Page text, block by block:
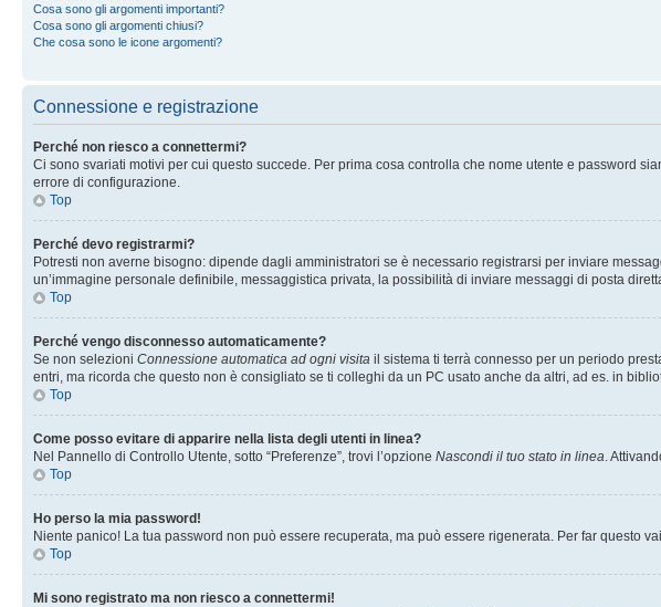
Cosa sono gli argomenti importanti?
Cosa sono gli argomenti chiusi?
Che cosa sono le icone argomenti?
Connessione e registrazione
Perché non riesco a connettermi?
Ci sono svariati motivi per cui questo succede. Per prima cosa controlla che nome utente e password
errore di configurazione.
Top
Perché devo registrarmi?
Potresti non averne bisogno: dipende dagli amministratori se è necessario registrarsi per inviare
un’immagine personale definibile, messaggistica privata, la possibilità di inviare messaggi di posta
Top
Perché vengo disconnesso automaticamente?
Se non selezioni Connessione automatica ad ogni visita il sistema ti terrà connesso per un periodo
entri, ma ricorda che questo non è consigliato se ti colleghi da un PC usato anche da altri, ad es. in
Top
Come posso evitare di apparire nella lista degli utenti in linea?
Nel Pannello di Controllo Utente, sotto “Preferenze”, trovi l’opzione Nascondi il tuo stato in linea.
Top
Ho perso la mia password!
Niente panico! La tua password non può essere recuperata, ma può essere rigenerata. Per far questo
Top
Mi sono registrato ma non riesco a connettermi!